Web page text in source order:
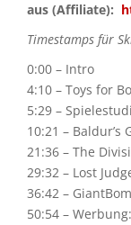
aus (Affiliate):
Timestamps für
0:00 – Intro
4:10 – Toys for
5:29 –
10:21 –
21:36 – The
29:32 – Lost
36:42 –
50:54 –